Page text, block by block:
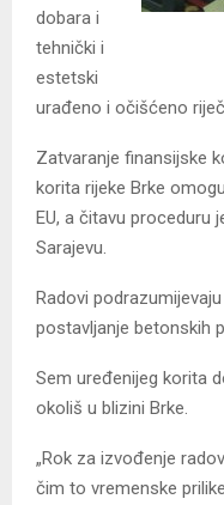
dobara i
tehnički i
estetski
urađeno i očišćeno
Zatvaranje finansijske
korita rijeke Brke
EU, a čitavu proceduru
Sarajevu.
Radovi
postavljanje betonskih
Sem uređenijeg korita
okoliš u blizini Brke.
„Rok za izvođenje
čim to vremenske